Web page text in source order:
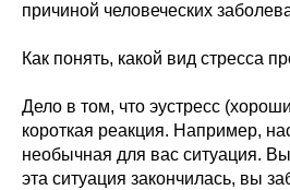
причиной человеческих
Как понять, какой вид стресса
Дело в том, что эустресс
короткая реакция. Например,
необычная для вас ситуация. Вы
эта ситуация закончилась, вы